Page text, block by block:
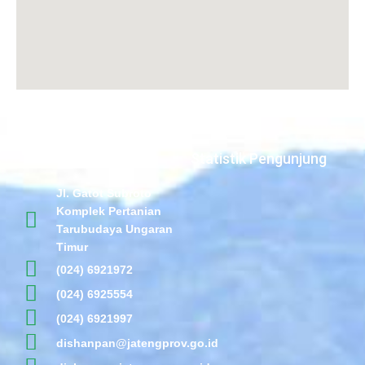
Jl. Gatot Subroto
Komplek Pertanian
Tarubudaya Ungaran
Timur
(024) 6921972
(024) 6925554
(024) 6921997
dishanpan@jatengprov.go.id
Statistik Pengunjung